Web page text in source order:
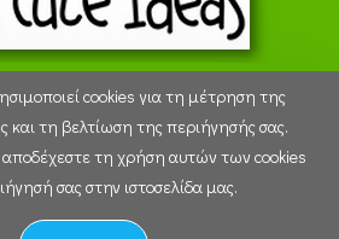
- Sunday 9 August 2026
cookies για τη μέτρηση της
και τη βελτίωση της περιήγησής σας.
τη χρήση αυτών των cookies
σας στην ιστοσελίδα μας.